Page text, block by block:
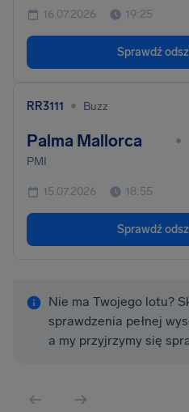
16.07.2026 19:25
Sprawdź
RR3111 • Buzz
Palma Mallorca •
PMI
15.07.2026 18:55
Sprawdź
Nie ma Twojego lotu?
sprawdzenia pełnej
a my przyjrzymy się